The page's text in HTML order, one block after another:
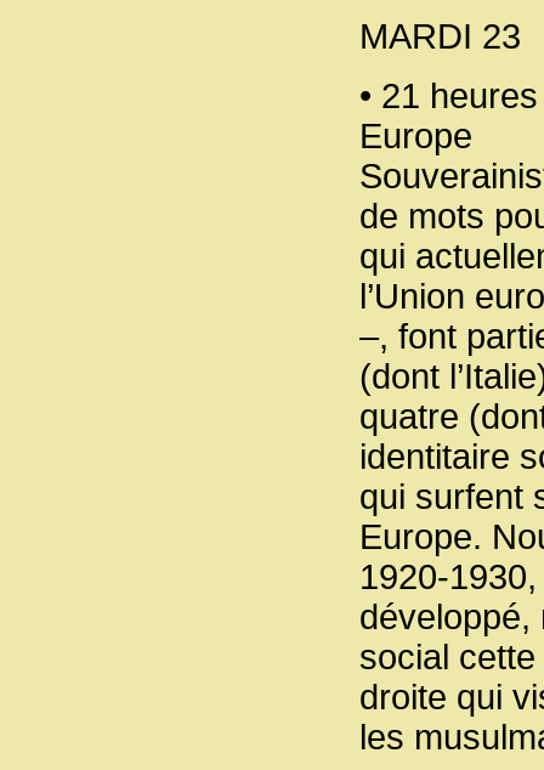
MARDI 23
• 21
Europe
de mots
qui
l’Union
–, font
(dont
quatre
identitaire
qui surfent
Europe.
1920-
développé,
social
droite qui
les